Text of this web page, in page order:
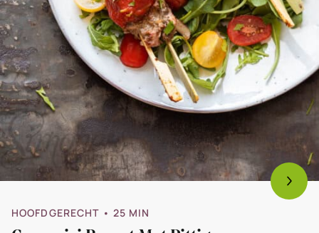
HOOFDGERECHT • 25 MIN